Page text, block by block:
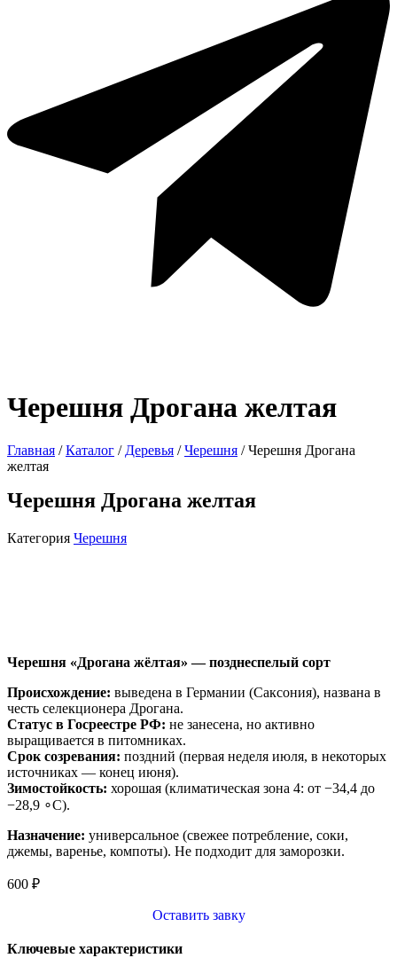
Черешня Дрогана желтая
Главная /Каталог / Деревья /Черешня / Черешня Дрогана
желтая
Черешня Дрогана желтая
Категория Черешня
Черешня «Дрогана жёлтая» — позднеспелый сорт
Происхождение: выведена в Германии (Саксония), названа в
честь селекционера Дрогана.
Статус в Госреестре РФ: не занесена, но активно
выращивается в питомниках.
Срок созревания: поздний (первая неделя июля, в некоторых
источниках — конец июня).
Зимостойкость: хорошая (климатическая зона 4: от −34,4 до
−28,9 ∘C).
Назначение: универсальное (свежее потребление, соки,
джемы, варенье, компоты). Не подходит для заморозки.
600 ₽
Оставить завку
Ключевые характеристики